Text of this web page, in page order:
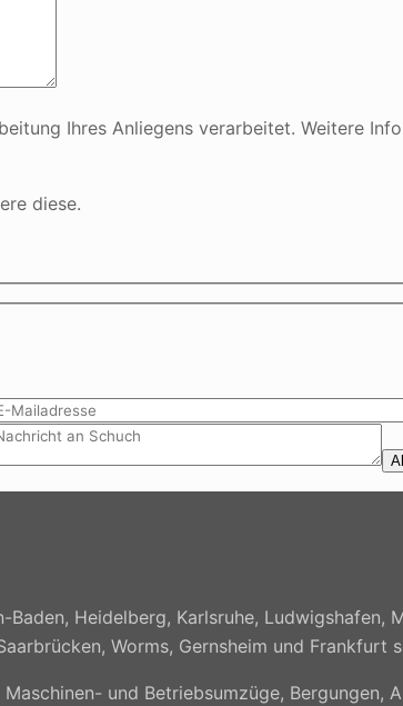
Ihres Anliegens verarbeitet. Weitere
diese.
Heidelberg, Karlsruhe, Ludwigshafen,
Worms, Gernsheim und
und Betriebsumzüge, Bergungen,